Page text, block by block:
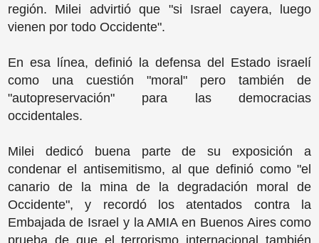
región. Milei advirtió que "si Israel cayera, luego
vienen por todo Occidente".
En esa línea, definió la defensa del Estado israelí
como una cuestión "moral" pero también de
"autopreservación" para las democracias
occidentales.
Milei dedicó buena parte de su exposición a
condenar el antisemitismo, al que definió como "el
canario de la mina de la degradación moral de
Occidente", y recordó los atentados contra la
Embajada de Israel y la AMIA en Buenos Aires como